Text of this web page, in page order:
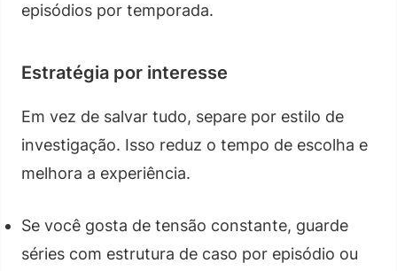
episódios por temporada.
Estratégia por interesse
Em vez de salvar tudo, separe por estilo de
investigação. Isso reduz o tempo de escolha e
melhora a experiência.
Se você gosta de tensão constante, guarde
séries com estrutura de caso por episódio ou